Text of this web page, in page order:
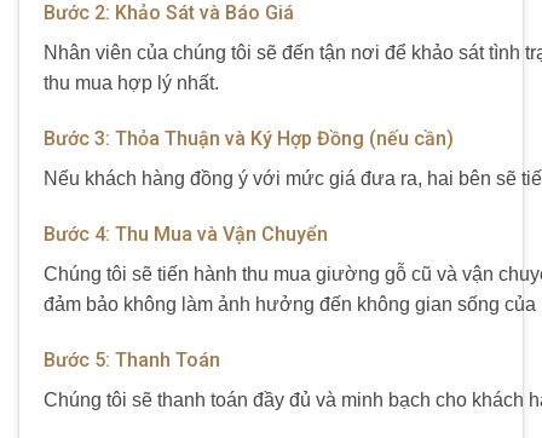
Bước 2: Khảo Sát và Báo Giá
Nhân viên của chúng tôi sẽ đến tận nơi để khảo sát tình
thu mua hợp lý nhất.
Bước 3: Thỏa Thuận và Ký Hợp Đồng (nếu cần)
Nếu khách hàng đồng ý với mức giá đưa ra, hai bên sẽ
Bước 4: Thu Mua và Vận Chuyển
Chúng tôi sẽ tiến hành thu mua giường gỗ cũ và vận
đảm bảo không làm ảnh hưởng đến không gian sống của
Bước 5: Thanh Toán
Chúng tôi sẽ thanh toán đầy đủ và minh bạch cho khách